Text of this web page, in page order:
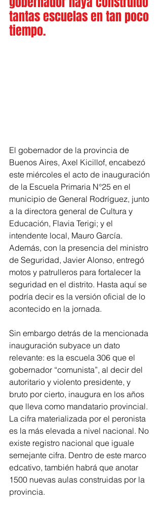
tantas escuelas en tan poco
tiempo.
El gobernador de la provincia de
Buenos Aires, Axel Kicillof, encabezó
este miércoles el acto de inauguración
de la Escuela Primaria N°25 en el
municipio de General Rodríguez, junto
a la directora general de Cultura y
Educación, Flavia Terigi; y el
intendente local, Mauro García.
Además, con la presencia del ministro
de Seguridad, Javier Alonso, entregó
motos y patrulleros para fortalecer la
seguridad en el distrito. Hasta aquí se
podría decir es la versión oficial de lo
acontecido en la jornada.
Sin embargo detrás de la mencionada
inauguración subyace un dato
relevante: es la escuela 306 que el
gobernador “comunista”, al decir del
autoritario y violento presidente, y
bruto por cierto, inaugura en los años
que lleva como mandatario provincial.
La cifra materializada por el peronista
es la más elevada a nivel nacional. No
existe registro nacional que iguale
semejante cifra. Dentro de este marco
edcativo, también habrá que anotar
1500 nuevas aulas construidas por la
provincia.